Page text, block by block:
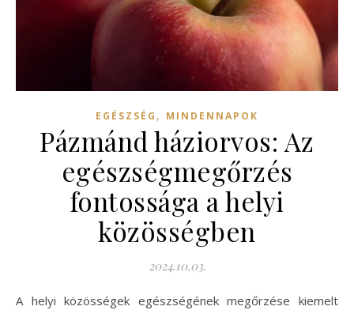
EGÉSZSÉG , MINDENNAPOK
Pázmánd háziorvos: Az
egészségmegőrzés
fontossága a helyi
közösségben
2024.10.03.
A helyi közösségek egészségének megőrzése kiemelt